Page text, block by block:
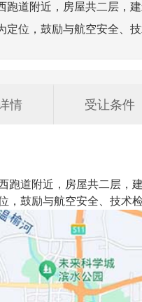
跑道附近，房屋共二层，
定位，鼓励与航空安全、
情 受让条件
跑道附近，房屋共二层，
，鼓励与航空安全、技术